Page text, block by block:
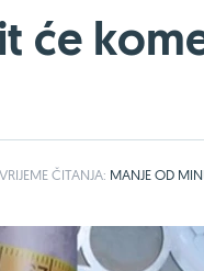
će
VRIJEME ČITANJA: MANJE OD